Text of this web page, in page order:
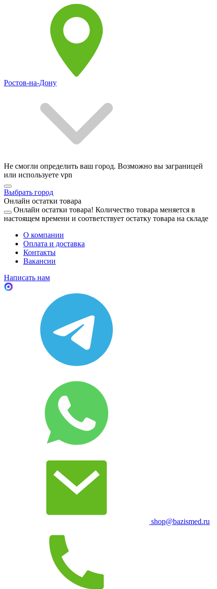
Ростов-на-Дону
Не смогли определить ваш город. Возможно вы заграницей
или используете vpn
Выбрать город
Онлайн остатки товара
Онлайн остатки товара! Количество товара меняется в
настоящем времени и соответствует остатку товара на складе
О компании
Оплата и доставка
Контакты
Вакансии
Написать нам
shop@bazismed.ru